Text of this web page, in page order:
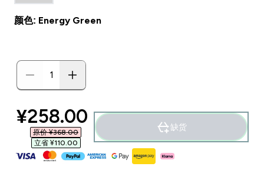
颜色: Energy Green
discounted price
¥258.00‎
原价 ¥368.00‎
立省 ¥110.00‎
缺货